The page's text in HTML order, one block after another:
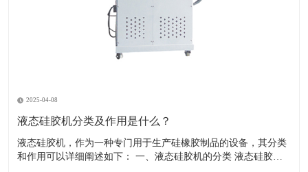
2025-04-08
液态硅胶机分类及作用是什么？
液态硅胶机，作为一种专门用于生产硅橡胶制品的设备，其分类
和作用可以详细阐述如下： 一、液态硅胶机的分类 液态硅胶机